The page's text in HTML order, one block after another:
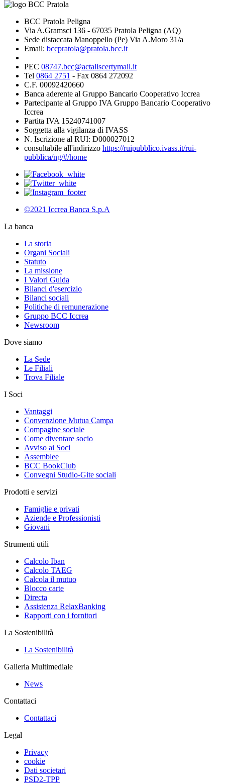
BCC Pratola Peligna
Via A.Gramsci 136 - 67035 Pratola Peligna (AQ)
Sede distaccata Manoppello (Pe) Via A.Moro 31/a
Email: bccpratola@pratola.bcc.it
PEC 08747.bcc@actaliscertymail.it
Tel 0864 2751 - Fax 0864 272092
C.F. 00092420660
Banca aderente al Gruppo Bancario Cooperativo Iccrea
Partecipante al Gruppo IVA Gruppo Bancario Cooperativo
Iccrea
Partita IVA 15240741007
Soggetta alla vigilanza di IVASS
N. Iscrizione al RUI: D000027012
consultabile all'indirizzo https://ruipubblico.ivass.it/rui-
pubblica/ng/#/home
©2021 Iccrea Banca S.p.A
La banca
La storia
Organi Sociali
Statuto
La missione
I Valori Guida
Bilanci d'esercizio
Bilanci sociali
Politiche di remunerazione
Gruppo BCC Iccrea
Newsroom
Dove siamo
La Sede
Le Filiali
Trova Filiale
I Soci
Vantaggi
Convenzione Mutua Campa
Compagine sociale
Come diventare socio
Avviso ai Soci
Assemblee
BCC BookClub
Convegni Studio-Gite sociali
Prodotti e servizi
Famiglie e privati
Aziende e Professionisti
Giovani
Strumenti utili
Calcolo Iban
Calcolo TAEG
Calcola il mutuo
Blocco carte
Directa
Assistenza RelaxBanking
Rapporti con i fornitori
La Sostenibilità
La Sostenibilità
Galleria Multimediale
News
Contattaci
Contattaci
Legal
Privacy
cookie
Dati societari
PSD2-TPP